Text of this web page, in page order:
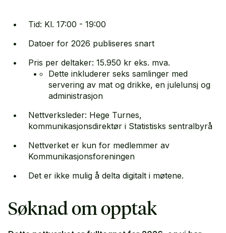
Tid: Kl. 17:00 - 19:00
Datoer for 2026 publiseres snart
Pris per deltaker: 15.950 kr eks. mva.
Dette inkluderer seks samlinger med
servering av mat og drikke, en julelunsj og
administrasjon
Nettverksleder: Hege Turnes,
kommunikasjonsdirektør i Statistisks sentralbyrå
Nettverket er kun for medlemmer av
Kommunikasjonsforeningen
Det er ikke mulig å delta digitalt i møtene.
Søknad om opptak